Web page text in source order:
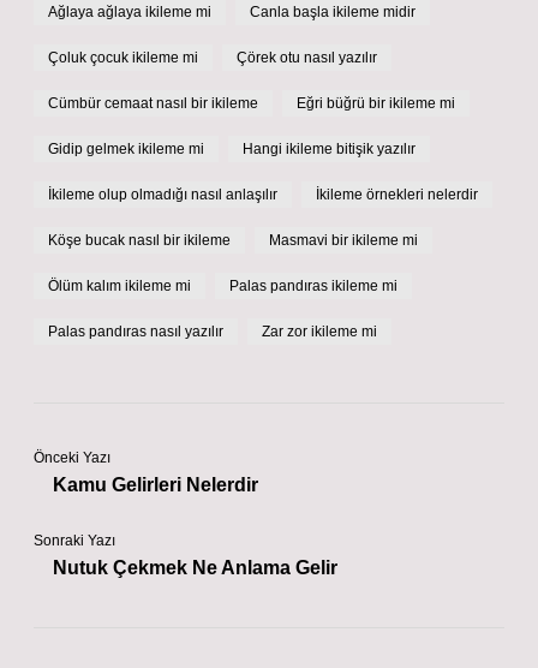
Ağlaya ağlaya ikileme mi Canla başla ikileme midir
Çoluk çocuk ikileme mi Çörek otu nasıl yazılır
Cümbür cemaat nasıl bir ikileme Eğri büğrü bir ikileme mi
Gidip gelmek ikileme mi Hangi ikileme bitişik yazılır
İkileme olup olmadığı nasıl anlaşılır İkileme örnekleri nelerdir
Köşe bucak nasıl bir ikileme Masmavi bir ikileme mi
Ölüm kalım ikileme mi Palas pandıras ikileme mi
Palas pandıras nasıl yazılır Zar zor ikileme mi
Önceki Yazı
Kamu Gelirleri Nelerdir
Sonraki Yazı
Nutuk Çekmek Ne Anlama Gelir